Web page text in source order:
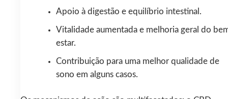
Apoio à digestão e equilíbrio intestinal.
Vitalidade aumentada e melhoria geral do
estar.
Contribuição para uma melhor qualidade de
sono em alguns casos.